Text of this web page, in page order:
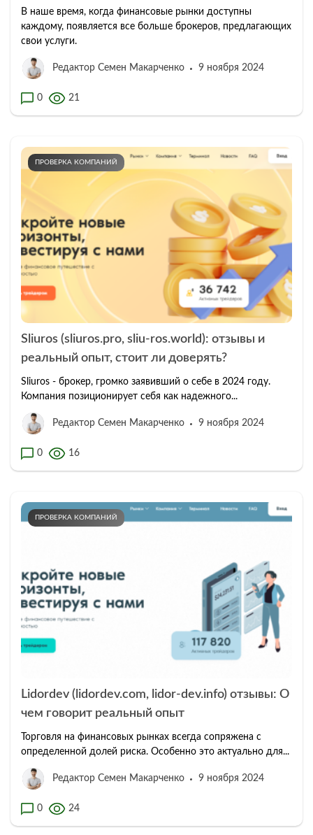
В наше время, когда финансовые рынки доступны
каждому, появляется все больше брокеров, предлагающих
свои услуги.
Редактор Семен Макарченко 9 ноября 2024
0 21
ПРОВЕРКА КОМПАНИЙ
Sliuros (sliuros.pro, sliu-ros.world): отзывы и
реальный опыт, стоит ли доверять?
Sliuros - брокер, громко заявивший о себе в 2024 году.
Компания позиционирует себя как надежного...
Редактор Семен Макарченко 9 ноября 2024
0 16
ПРОВЕРКА КОМПАНИЙ
Lidordev (lidordev.com, lidor-dev.info) отзывы: О
чем говорит реальный опыт
Торговля на финансовых рынках всегда сопряжена с
определенной долей риска. Особенно это актуально для...
Редактор Семен Макарченко 9 ноября 2024
0 24